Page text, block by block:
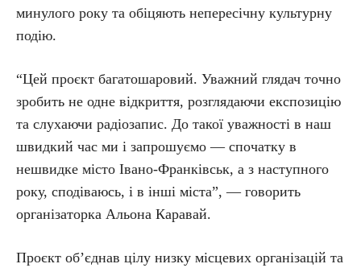
минулого року та обіцяють непересічну культурну
подію.
“Цей проєкт багатошаровий. Уважний глядач точно
зробить не одне відкриття, розглядаючи експозицію
та слухаючи радіозапис. До такої уважності в наш
швидкий час ми і запрошуємо — спочатку в
нешвидке місто Івано-Франківськ, а з наступного
року, сподіваюсь, і в інші міста”, — говорить
організаторка Альона Каравай.
Проєкт об’єднав цілу низку місцевих організацій та